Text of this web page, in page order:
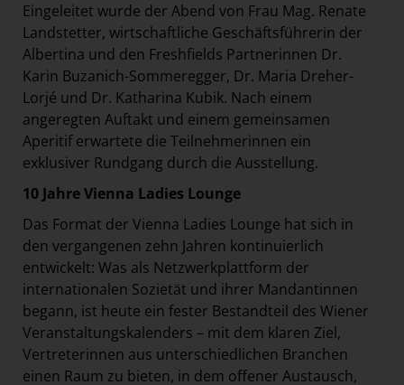
Eingeleitet wurde der Abend von Frau Mag. Renate
Landstetter, wirtschaftliche Geschäftsführerin der
Albertina und den Freshfields Partnerinnen Dr.
Karin Buzanich-Sommeregger, Dr. Maria Dreher-
Lorjé und Dr. Katharina Kubik. Nach einem
angeregten Auftakt und einem gemeinsamen
Aperitif erwartete die Teilnehmerinnen ein
exklusiver Rundgang durch die Ausstellung.
10 Jahre Vienna Ladies Lounge
Das Format der Vienna Ladies Lounge hat sich in
den vergangenen zehn Jahren kontinuierlich
entwickelt: Was als Netzwerkplattform der
internationalen Sozietät und ihrer Mandantinnen
begann, ist heute ein fester Bestandteil des Wiener
Veranstaltungskalenders – mit dem klaren Ziel,
Vertreterinnen aus unterschiedlichen Branchen
einen Raum zu bieten, in dem offener Austausch,